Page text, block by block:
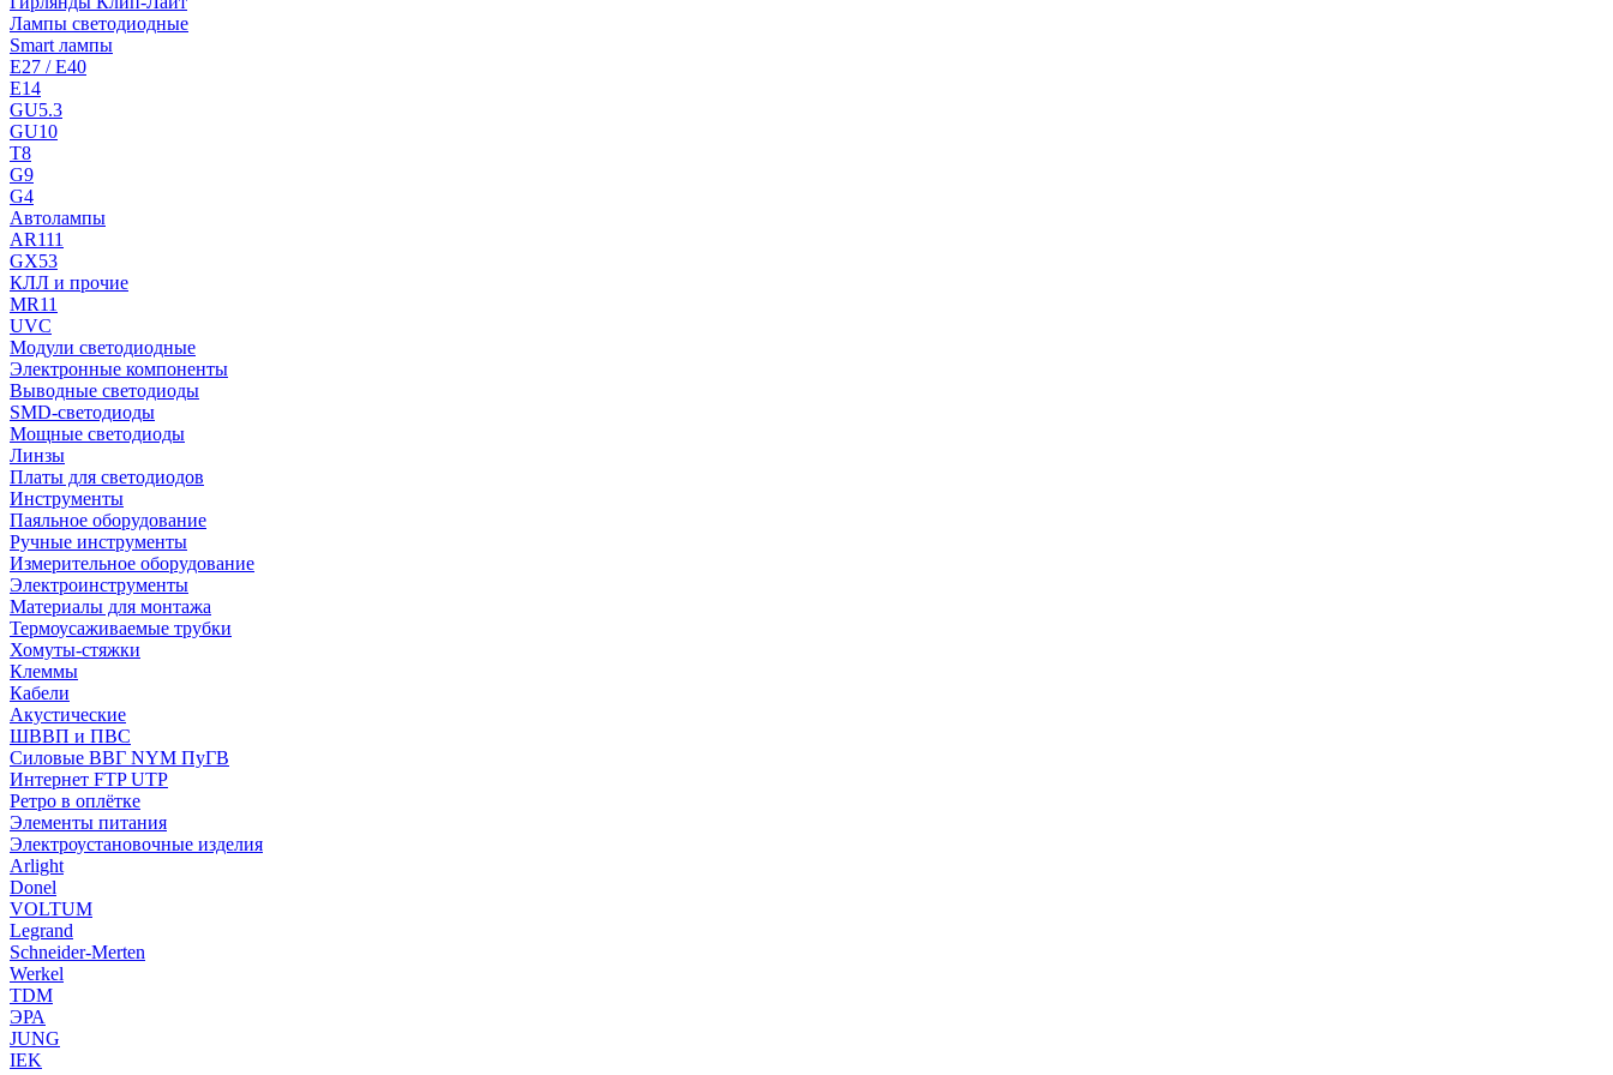
Лампы светодиодные
Smart лампы
E27 / E40
E14
GU5.3
GU10
T8
G9
G4
Автолампы
AR111
GX53
КЛЛ и прочие
MR11
UVC
Модули светодиодные
Электронные компоненты
Выводные светодиоды
SMD-светодиоды
Мощные светодиоды
Линзы
Платы для светодиодов
Инструменты
Паяльное оборудование
Ручные инструменты
Измерительное оборудование
Электроинструменты
Материалы для монтажа
Термоусаживаемые трубки
Хомуты-стяжки
Клеммы
Кабели
Акустические
ШВВП и ПВС
Силовые ВВГ NYM ПуГВ
Интернет FTP UTP
Ретро в оплётке
Элементы питания
Электроустановочные изделия
Arlight
Donel
VOLTUM
Legrand
Schneider-Merten
Werkel
TDM
ЭРА
JUNG
IEK